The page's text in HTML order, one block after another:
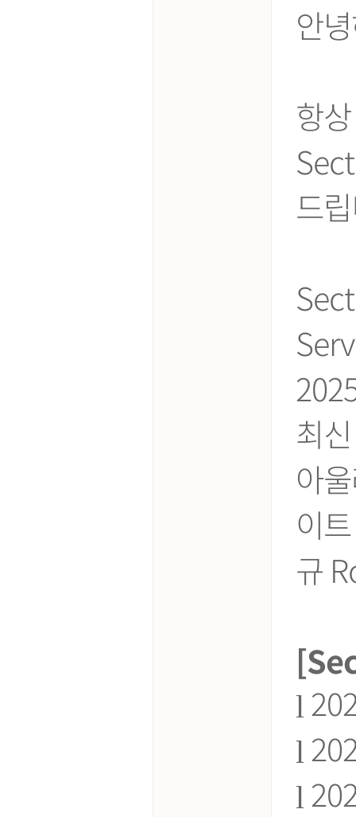
안
항
드
최
아
이
규
l
l
l